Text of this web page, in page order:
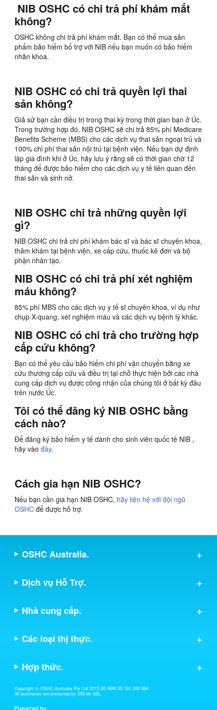
NIB OSHC có chi trả phí khám mắt
không?
OSHC không chi trả phí khám mắt. Bạn có thể mua sản
phẩm bảo hiểm bổ trợ với NIB nếu bạn muốn có bảo hiểm
nhãn khoa.
NIB OSHC có chi trả quyền lợi thai
sản không?
Giả sử bạn cần điều trị trong thai kỳ trong thời gian bạn ở Úc.
Trong trường hợp đó, NIB OSHC sẽ chi trả 85% phí Medicare
Benefits Scheme (MBS) cho các dịch vụ thai sản ngoại trú và
100% chi phí thai sản nội trú tại bệnh viện. Nếu bạn dự định
lập gia đình khi ở Úc, hãy lưu ý rằng sẽ có thời gian chờ 12
tháng để được bảo hiểm cho các dịch vụ y tế liên quan đến
thai sản và sinh nở.
NIB OSHC chi trả những quyền lợi
gì?
NIB OSHC chi trả chi phí khám bác sĩ và bác sĩ chuyên khoa,
thăm khám tại bệnh viện, xe cấp cứu, thuốc kê đơn và bộ
phận nhân tạo.
NIB OSHC có chi trả phí xét nghiệm
máu không?
85% phí MBS cho các dịch vụ y tế sĩ chuyên khoa, ví dụ như
chụp X-quang, xét nghiệm máu và các dịch vụ bệnh lý khác.
NIB OSHC có chi trả cho trường hợp
cấp cứu không?
Bạn có thể yêu cầu bảo hiểm chi phí vận chuyển bằng xe
cứu thương cấp cứu và điều trị tại chỗ thực hiện bởi các nhà
cung cấp dịch vụ được công nhận của chúng tôi ở bất kỳ đâu
trên nước Úc.
Tôi có thể đăng ký NIB OSHC bằng
cách nào?
Để đăng ký bảo hiểm y tế dành cho sinh viên quốc tế NIB ,
hãy vào đây.
Cách gia hạn NIB OSHC?
Nếu bạn cần gia hạn NIB OSHC, hãy liên hệ với đội ngũ
OSHC để được hỗ trợ.
OSHC Australia.
Dịch vụ Hỗ Trợ.
Nhà cung cấp.
Các loại thị thực.
Hợp thức.
Copyright © OSHC Australia Pty Ltd 2015-26 ABN 55 161 290 884
All purchases are protected by 256-bit SSL.